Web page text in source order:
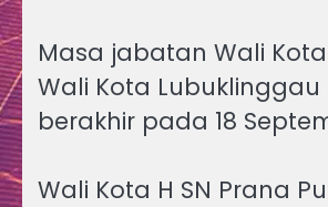
Masa jabatan Wali
Wali Kota Lubuklinggau
berakhir pada 18
Wali Kota H SN Prana